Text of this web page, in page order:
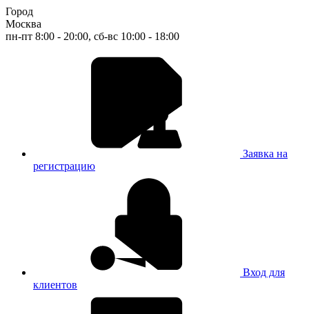
Город
Москва
пн-пт 8:00 - 20:00, сб-вс 10:00 - 18:00
Заявка на
регистрацию
Вход для
клиентов